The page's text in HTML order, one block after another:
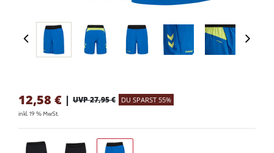
12,58 € | UVP 27,95 € DU SPARST 55%
inkl. 19 % MwSt.